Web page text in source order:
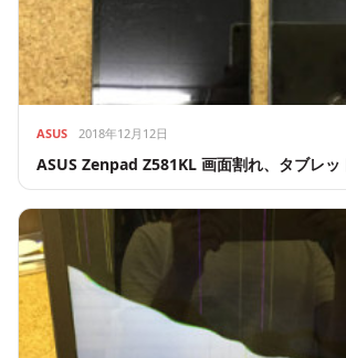
ASUS 2018年12月12日
ASUS Zenpad Z581KL 画面割れ、タブレッ